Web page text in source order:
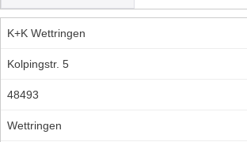
K+K Wettringen
Kolpingstr. 5
48493
Wettringen